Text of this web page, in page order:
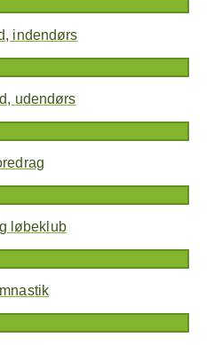
indendørs
udendørs
løbeklub